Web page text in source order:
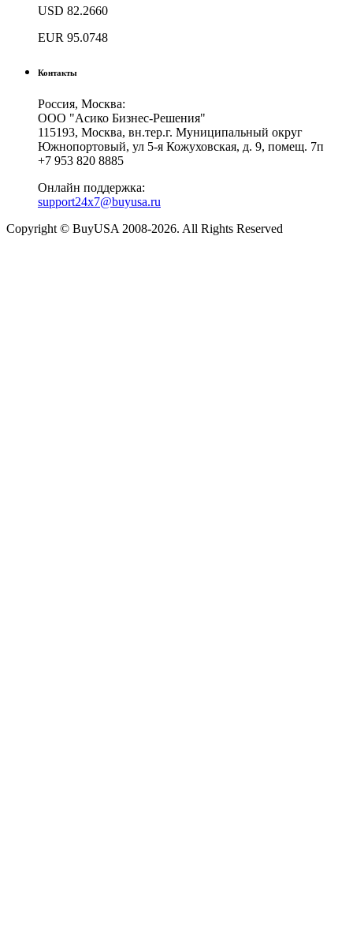
USD 82.2660
EUR 95.0748
Контакты
Россия, Москва:
ООО "Асико Бизнес-Решения"
115193, Москва, вн.тер.г. Муниципальный округ
Южнопортовый, ул 5-я Кожуховская, д. 9, помещ. 7п
+7 953 820 8885
Онлайн поддержка:
support24x7@buyusa.ru
Copyright © BuyUSA 2008-2026. All Rights Reserved